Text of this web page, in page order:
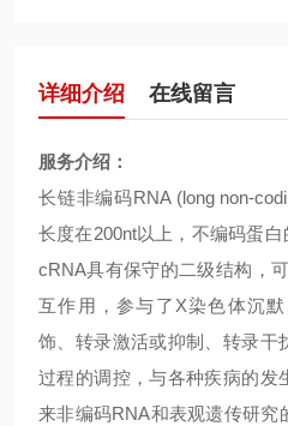
详细介绍 在线留言
服务介绍：
长链非编码RNA (long non-
长度在200nt以上，不编码蛋
cRNA具有保守的二级结构，
互作用，参与了X染色体沉
饰、转录激活或抑制、转录干
过程的调控，与各种疾病的发
来非编码RNA和表观遗传研究